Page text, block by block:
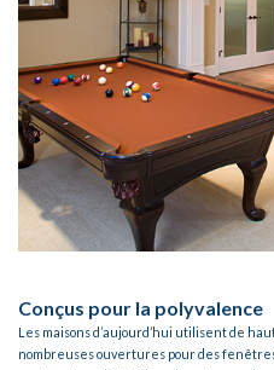
Conçus pour la polyvalence​
Les maisons d’aujourd’hui utilisent de
nombreuses ouvertures pour des